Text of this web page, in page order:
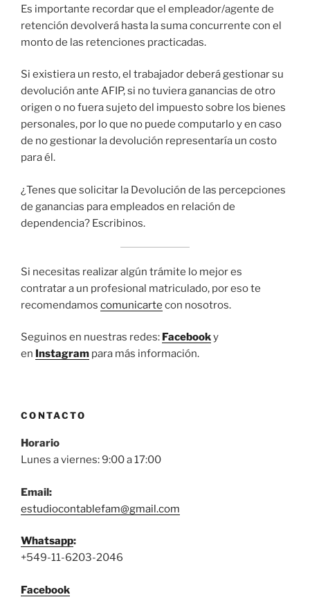
Es importante recordar que el empleador/agente de
retención devolverá hasta la suma concurrente con el
monto de las retenciones practicadas.
Si existiera un resto, el trabajador deberá gestionar su
devolución ante AFIP, si no tuviera ganancias de otro
origen o no fuera sujeto del impuesto sobre los bienes
personales, por lo que no puede computarlo y en caso
de no gestionar la devolución representaría un costo
para él.
¿Tenes que solicitar la Devolución de las percepciones
de ganancias para empleados en relación de
dependencia? Escribinos.
Si necesitas realizar algún trámite lo mejor es
contratar a un profesional matriculado, por eso te
recomendamos comunicarte con nosotros.
Seguinos en nuestras redes: Facebooky
en Instagram para más información.
CONTACTO
Horario
Lunes a viernes: 9:00 a 17:00
Email:
estudiocontablefam@gmail.com
Whatsapp:
+549-11-6203-2046
Facebook